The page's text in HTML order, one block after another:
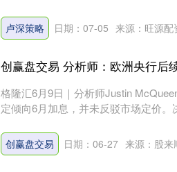
卢深策略 日期：07-05 来源：旺源配
创赢盘交易 分析师：欧洲央行后
格隆汇6月9日｜分析师Justin
定倾向6月加息，并未反驳市场定价
创赢盘交易 日期：06-27 来源：股来